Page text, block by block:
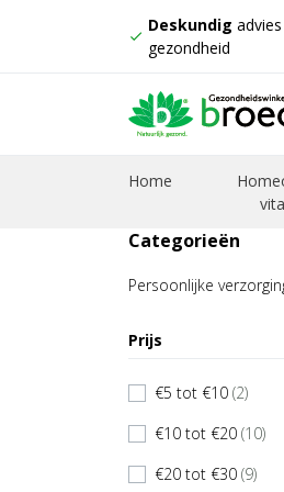
check
Deskundig
gezondheid
Home
Home Producten
Categorieën
Persoonlijke
Prijs
€5 tot €10 (2)
€10 tot €20 (10)
€20 tot €30 (9)